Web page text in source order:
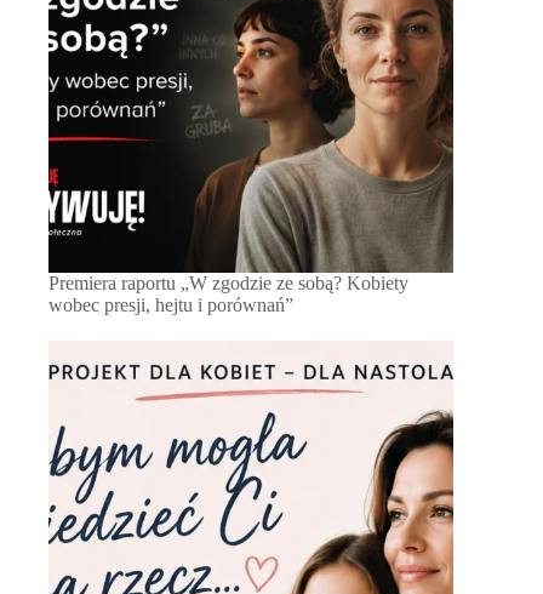
Premiera raportu „W zgodzie ze sobą? Kobiety
wobec presji, hejtu i porównań”